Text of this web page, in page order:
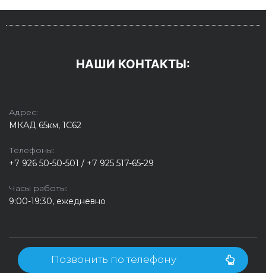
НАШИ КОНТАКТЫ:
Адрес:
МКАД 65км, 1С62
Телефоны:
+7 926 50-50-501 / +7 925 517-65-29
Часы работы:
9:00-19:30, ежедневно
Позвонить по телефону